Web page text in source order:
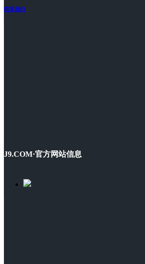
联系我们
J9.COM·官方网站信息